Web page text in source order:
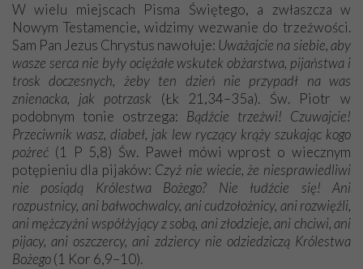
W wielu miejscach Pisma Świętego, a zwłaszcza w
Nowym Testamencie, widzimy wezwanie do trzeźwości.
Sam Pan Jezus Chrystus nawołuje: Uważajcie na siebie, aby
wasze serca nie były ociężałe wskutek obżarstwa, pijaństwa i
trosk doczesnych, żeby ten dzień nie przypadł na was
znienacka, jak potrzask (Łk 21,34–35a). Św. Piotr w
podobnym tonie ostrzega: Bądźcie trzeźwi! Czuwajcie!
Przeciwnik wasz, diabeł, jak lew ryczący krąży szukając kogo
pożreć (1 P 5,8) Św. Paweł mówi wprost o wiecznym
potępieniu dla pijaków: Czyż nie wiecie, że niesprawiedliwi
nie posiądą Królestwa Bożego? Nie łudźcie się! Ani
rozpustnicy, ani bałwochwalcy, ani cudzołożnicy, ani rozwięźli,
ani mężczyźni współżyjący z sobą, ani złodzieje, ani chciwi, ani
pijacy, ani oszczercy, ani zdziercy nie odziedziczą Królestwa
Bożego(1 Kor 6,9–10).